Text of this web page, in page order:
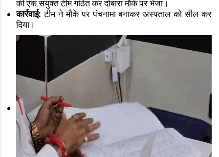
की एक संयुक्त टीम गठित कर दोबारा मौके पर भेजा।
कार्रवाई: टीम ने मौके पर पंचनामा बनाकर अस्पताल को सील कर
दिया।